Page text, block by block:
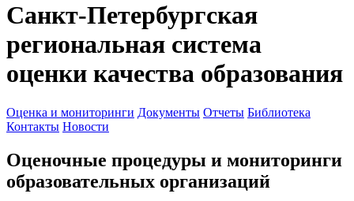
Санкт-Петербургская
региональная система
оценки качества образования
Оценка и мониторинги Документы Отчеты Библиотека
Контакты Новости
Оценочные процедуры и мониторинги
образовательных организаций